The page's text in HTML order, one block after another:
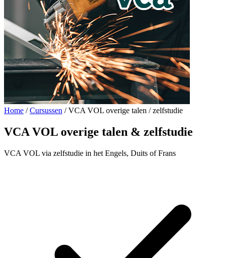
Home / Cursussen / VCA VOL overige talen / zelfstudie
VCA VOL overige talen & zelfstudie
VCA VOL via zelfstudie in het Engels, Duits of Frans